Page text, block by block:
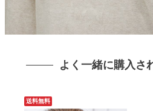
よく一緒に購入さ
送料無料